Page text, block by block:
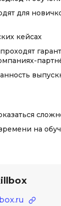
для
кейсах
на